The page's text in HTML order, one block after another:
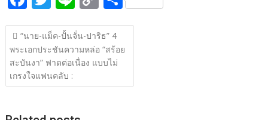
o
o
k
Li
n
k
ac
e
b
o
o
k
w
itt
er
n
e
o
p
y
n
h
e
แนะแนว
เรื่อง
“นาย-แม็ค-ปั้นจั่น-ปาริธ” 4
พระเอกประชันความหล่อ “สร้อย
สะบันงา” ฟาดต่อเนื่อง แบบไม่
เกรงใจแฟนคลับ :